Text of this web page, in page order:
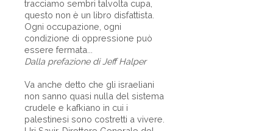
tracciamo sembri talvolta cupa,
questo non è un libro disfattista.
Ogni occupazione, ogni
condizione di oppressione può
essere fermata...
Dalla prefazione di Jeff Halper
Va anche detto che gli israeliani
non sanno quasi nulla del sistema
crudele e kafkiano in cui i
palestinesi sono costretti a vivere.